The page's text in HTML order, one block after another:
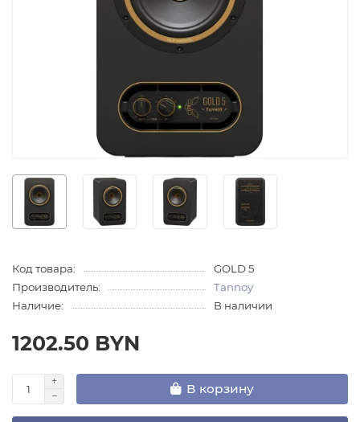
Код товара:
GOLD 5
Производитель:
Tannoy
Наличие:
В наличии
1202.50 BYN
В корзину